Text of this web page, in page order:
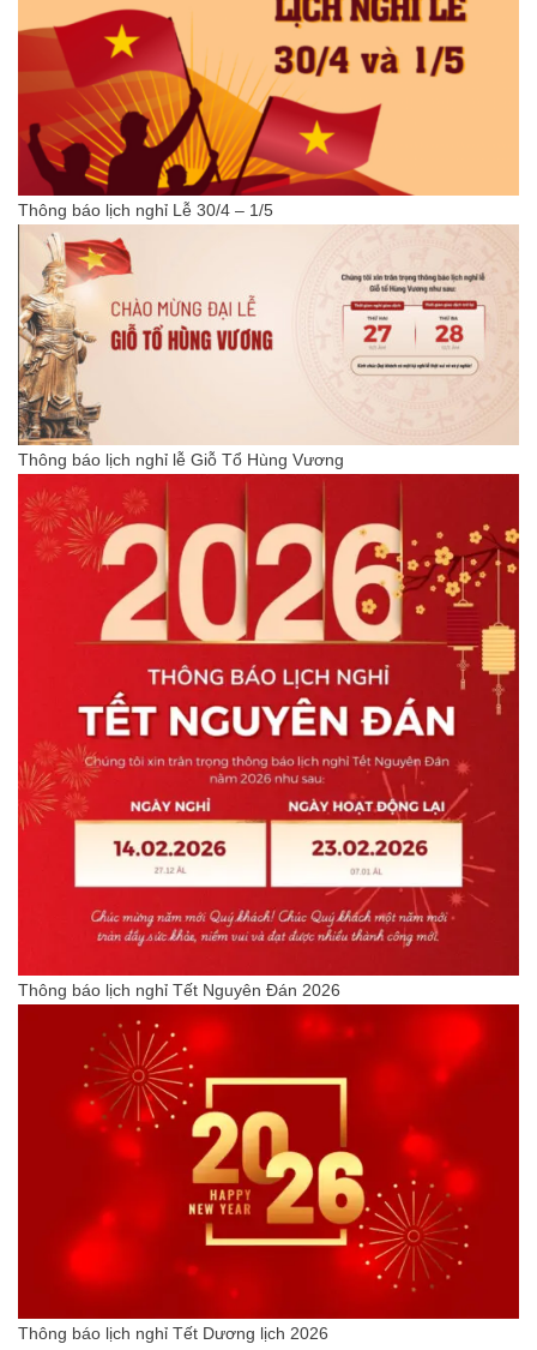
Thông báo lịch nghỉ Lễ 30/4 – 1/5
Thông báo lịch nghỉ lễ Giỗ Tổ Hùng Vương
Thông báo lịch nghỉ Tết Nguyên Đán 2026
Thông báo lịch nghỉ Tết Dương lịch 2026